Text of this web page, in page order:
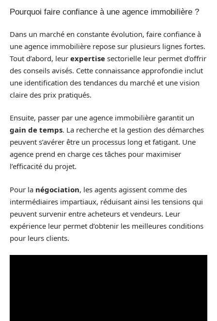
Pourquoi faire confiance à une agence immobilière ?
Dans un marché en constante évolution, faire confiance à
une agence immobilière repose sur plusieurs lignes fortes.
Tout d’abord, leur expertise sectorielle leur permet d’offrir
des conseils avisés. Cette connaissance approfondie inclut
une identification des tendances du marché et une vision
claire des prix pratiqués.
Ensuite, passer par une agence immobilière garantit un
gain de temps. La recherche et la gestion des démarches
peuvent s’avérer être un processus long et fatigant. Une
agence prend en charge ces tâches pour maximiser
l’efficacité du projet.
Pour la négociation, les agents agissent comme des
intermédiaires impartiaux, réduisant ainsi les tensions qui
peuvent survenir entre acheteurs et vendeurs. Leur
expérience leur permet d’obtenir les meilleures conditions
pour leurs clients.